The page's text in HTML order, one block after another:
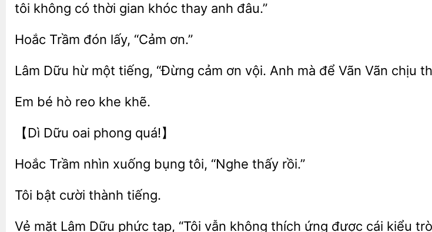
tôi không có thời gian khóc thay anh đâu.”
đón lấy, ơn.”
Lâm Dữu hừ một tiếng, “Đừng vội. Anh mà để Vãn Vãn chịu
hò reo khe
oai quá!】
Hoắc nhìn xuống bụng tôi, thấy
Tôi bật
Vẻ Lâm Dữu phức tạp, “Tôi vẫn không thích ứng được cái kiểu